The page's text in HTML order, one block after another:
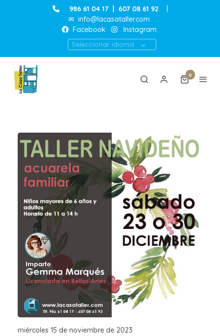
986 61 04 17 | 607 08 61 92
✉ info@lacasataller.com
Facebook
Instagram
Seleccionar idioma
0
miércoles 15 de noviembre de 2023